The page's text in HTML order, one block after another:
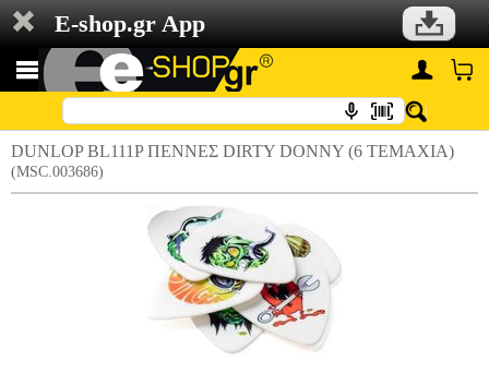
E-shop.gr App
DUNLOP BL111P ΠΕΝΝΕΣ DIRTY DONNY (6 ΤΕΜΑΧΙΑ)
(MSC.003686)